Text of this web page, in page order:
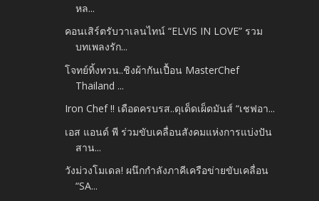
หล...
คอนเสิร์ตรับวาเลนไทน์ “ELVIS IN LOVE” รวม
บทเพลงรัก...
โจทย์ทิ้งทวน..ชิงผ้ากันเปื้อน MasterChef
Thailand ...
Iron Chef !! เดือดครบรส..ดุเด็ดเผ็ดมันส์ “เชฟอา...
เอส แอนด์ พี ร่วมขับเคลื่อนสังคมแห่งการแบ่งปัน
สาน...
วังม่วงโมเดล! ผนึกกำลังภาคีเครือข่ายขับเคลื่อน
“SA...